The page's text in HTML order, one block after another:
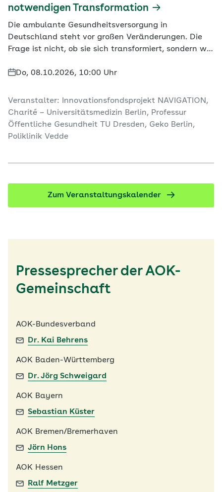
notwendigen Transformation
Die ambulante Gesundheitsversorgung in
Deutschland steht vor großen Veränderungen. Die
Frage ist nicht, ob sie sich transformiert, sondern wie
Innovationsfondsprojekt NAVIGATION wird in
Primärversorgungszentren, die medizinische,
psychologische und soziale Unterstützung unter
einem Dach vereinen. Die lokalen Zentren arbeiten
interprofessionell und richten ihr Angebot
Do, 08.10.2026, 10:00 Uhr
Veranstalter: Innovationsfondsprojekt NAVIGATION,
Charité – Universitätsmedizin Berlin, Professur
Öffentliche Gesundheit TU Dresden, Geko Berlin,
Poliklinik Vedde
Zum Veranstaltungskalender
Pressesprecher der AOK-
Gemeinschaft
AOK-Bundesverband
Dr. Kai Behrens
AOK Baden-Württemberg
Dr. Jörg Schweigard
AOK Bayern
Sebastian Küster
AOK Bremen/Bremerhaven
Jörn Hons
AOK Hessen
Ralf Metzger